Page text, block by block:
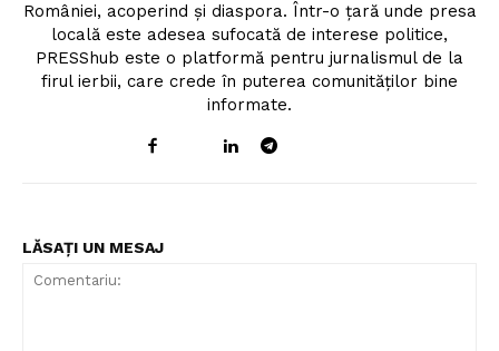
României, acoperind și diaspora. Într-o țară unde presa
locală este adesea sufocată de interese politice,
PRESShub este o platformă pentru jurnalismul de la
firul ierbii, care crede în puterea comunităților bine
informate.
LĂSAȚI UN MESAJ